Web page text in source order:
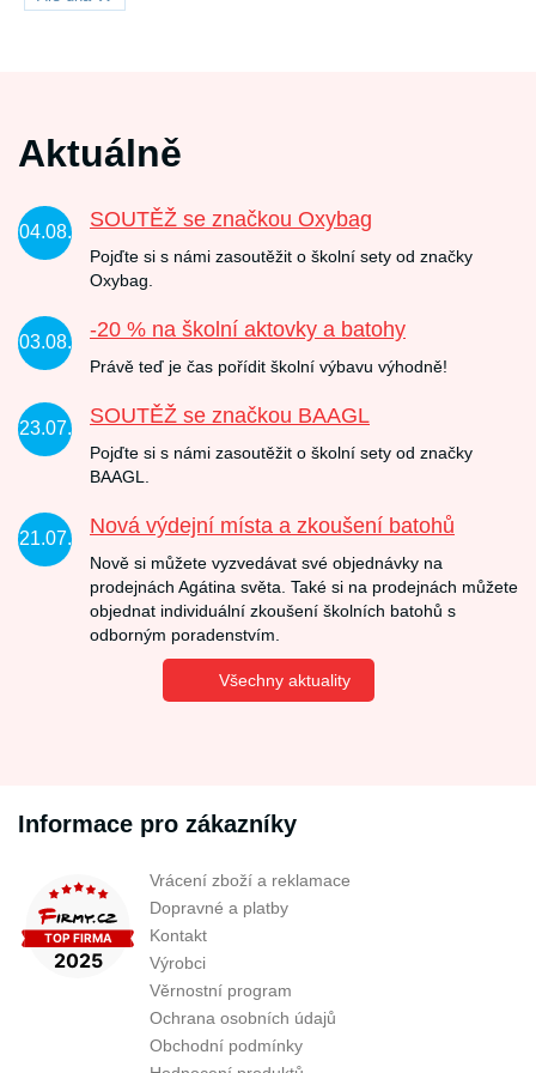
Aktuálně
04.08.
SOUTĚŽ se značkou Oxybag
Pojďte si s námi zasoutěžit o školní sety od značky
Oxybag.
03.08.
-20 % na školní aktovky a batohy
Právě teď je čas pořídit školní výbavu výhodně!
23.07.
SOUTĚŽ se značkou BAAGL
Pojďte si s námi zasoutěžit o školní sety od značky
BAAGL.
21.07.
Nová výdejní místa a zkoušení batohů
Nově si můžete vyzvedávat své objednávky na
prodejnách Agátina světa. Také si na prodejnách můžete
objednat individuální zkoušení školních batohů s
odborným poradenstvím.
Všechny aktuality
Informace pro zákazníky
Vrácení zboží a reklamace
Dopravné a platby
Kontakt
Výrobci
Věrnostní program
Ochrana osobních údajů
Obchodní podmínky